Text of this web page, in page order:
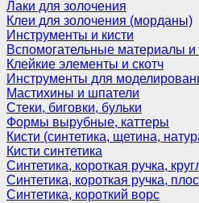
Лаки для золочения
Клеи для золочения (морданы)
Инструменты и кисти
Вспомогательные материалы и
Клейкие элементы и скотч
Инструменты для
Мастихины и шпатели
Стеки, биговки, бульки
Формы вырубные, каттеры
Кисти (синтетика, щетина,
Кисти синтетика
Синтетика, короткая ручка,
Синтетика, короткая ручка,
Синтетика, короткий ворс